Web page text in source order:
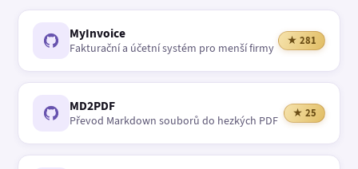
MyInvoice
Fakturační a účetní systém pro menší firmy
★ 281
MD2PDF
Převod Markdown souborů do hezkých PDF
★ 25